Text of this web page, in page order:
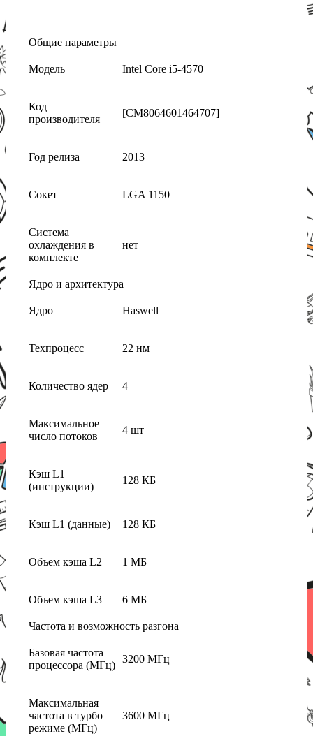
Общие параметры
Модель Intel Core i5-4570
Код
производителя
[CM8064601464707]
Год релиза 2013
Сокет LGA 1150
Система
охлаждения в
комплекте
нет
Ядро и архитектура
Ядро Haswell
Техпроцесс 22 нм
Количество ядер 4
Максимальное
число потоков
4 шт
Кэш L1
(инструкции)
128 КБ
Кэш L1 (данные) 128 КБ
Объем кэша L2 1 МБ
Объем кэша L3 6 МБ
Частота и возможность разгона
Базовая частота
процессора (МГц)
3200 МГц
Максимальная
частота в турбо
режиме (МГц)
3600 МГц